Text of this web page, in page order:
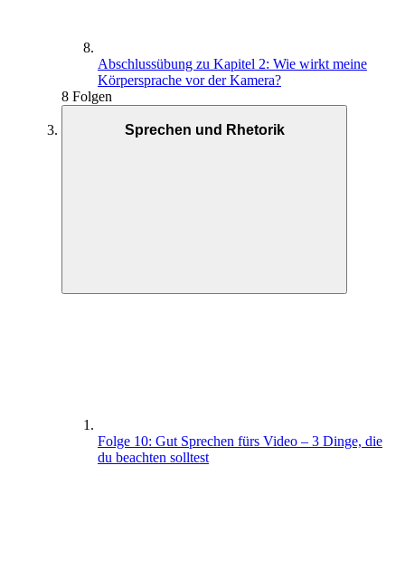
Abschlussübung zu Kapitel 2: Wie wirkt meine
Körpersprache vor der Kamera?
8 Folgen
Sprechen und Rhetorik
Folge 10: Gut Sprechen fürs Video – 3 Dinge, die
du beachten solltest